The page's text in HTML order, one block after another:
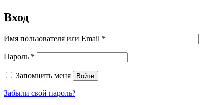
Вход
Имя пользователя или Email *
Пароль *
Запомнить меня Войти
Забыли свой пароль?